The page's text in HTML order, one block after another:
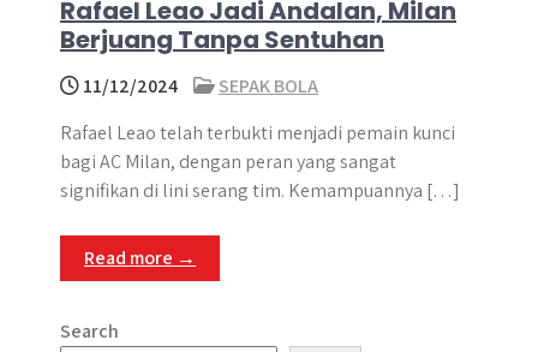
Rafael Leao Jadi Andalan, Milan
Berjuang Tanpa Sentuhan
11/12/2024
SEPAK BOLA
Rafael Leao telah terbukti menjadi pemain kunci
bagi AC Milan, dengan peran yang sangat
signifikan di lini serang tim.​ Kemampuannya […]
Read more →
Search